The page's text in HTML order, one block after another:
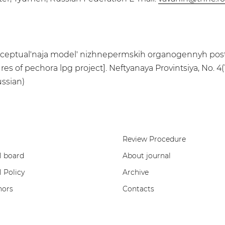
model' nizhnepermskih organogennyh
of pechora lpg project]. Neftyanaya Provintsiya, No.
board
Policy
Review Procedure
About journal
Archive
Contacts